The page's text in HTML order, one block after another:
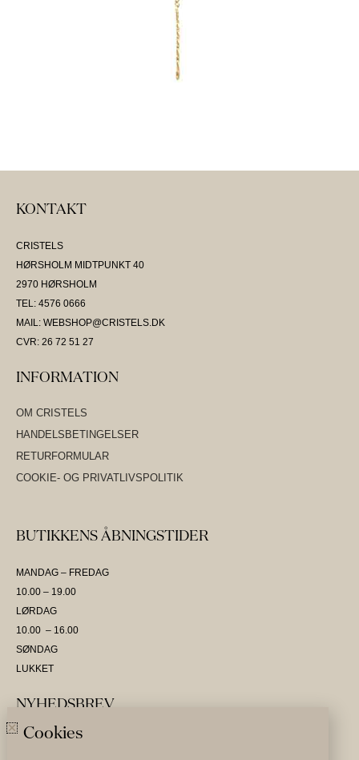
KONTAKT
CRISTELS
HØRSHOLM MIDTPUNKT 40
2970 HØRSHOLM
TEL: 4576 0666
MAIL: WEBSHOP@CRISTELS.DK
CVR: 26 72 51 27
INFORMATION
OM CRISTELS
HANDELSBETINGELSER
RETURFORMULAR
COOKIE- OG PRIVATLIVSPOLITIK
BUTIKKENS ÅBNINGSTIDER
MANDAG – FREDAG
10.00 – 19.00
LØRDAG
10.00 – 16.00
SØNDAG
LUKKET
NYHEDSBREV
Cookies